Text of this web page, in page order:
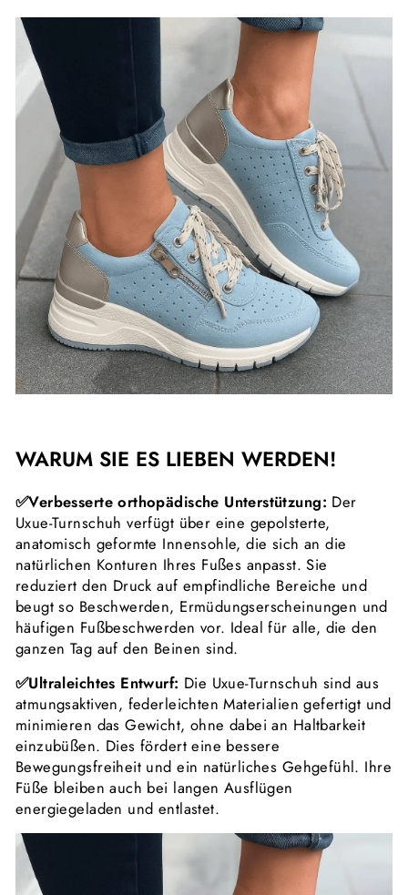
WARUM SIE ES LIEBEN WERDEN!
✅Verbesserte orthopädische Unterstützung: Der
Uxue-Turnschuh verfügt über eine gepolsterte,
anatomisch geformte Innensohle, die sich an die
natürlichen Konturen Ihres Fußes anpasst. Sie
reduziert den Druck auf empfindliche Bereiche und
beugt so Beschwerden, Ermüdungserscheinungen und
häufigen Fußbeschwerden vor. Ideal für alle, die den
ganzen Tag auf den Beinen sind.
✅Ultraleichtes Entwurf: Die Uxue-Turnschuh sind aus
atmungsaktiven, federleichten Materialien gefertigt und
minimieren das Gewicht, ohne dabei an Haltbarkeit
einzubüßen. Dies fördert eine bessere
Bewegungsfreiheit und ein natürliches Gehgefühl. Ihre
Füße bleiben auch bei langen Ausflügen
energiegeladen und entlastet.